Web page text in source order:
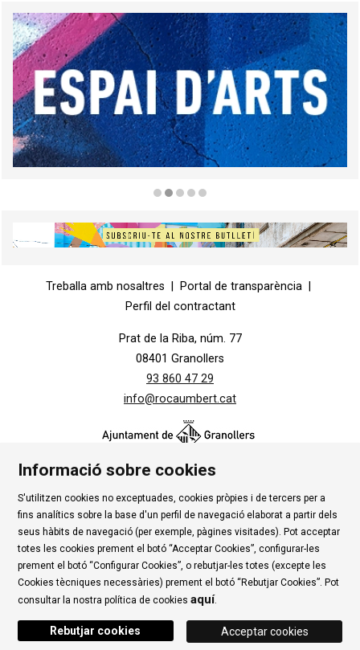
Treballa amb nosaltres
Portal de transparència
Perfil del contractant
Prat de la Riba, núm. 77
08401 Granollers
93 860 47 29
info@rocaumbert.cat
Contacte | Instància Genèrica | Alta Tercers
|
Ús de Cookies
| Política de privadesa | Avís Legal
|
Condicions d'ús Roca Umbert
Link a rssLink a instagramLink a youtubeLink a twitter
Link
Informació sobre cookies
S'utilitzen cookies no exceptuades, cookies pròpies i de tercers per a
fins analítics sobre la base d'un perfil de navegació elaborat a partir dels
seus hàbits de navegació (per exemple, pàgines visitades). Pot acceptar
totes les cookies prement el botó “Acceptar Cookies”, configurar-les
prement el botó “Configurar Cookies”, o rebutjar-les totes (excepte les
Cookies tècniques necessàries) prement el botó “Rebutjar Cookies”. Pot
consultar la nostra política de cookies aquí.
Acceptar cookies
Rebutjar cookies